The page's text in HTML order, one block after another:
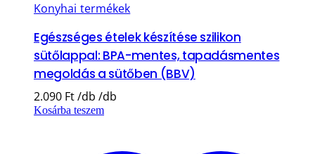
Konyhai termékek
Egészséges ételek készítése szilikon
sütőlappal: BPA-mentes, tapadásmentes
megoldás a sütőben (BBV)
2.090 Ft
Kosárba teszem